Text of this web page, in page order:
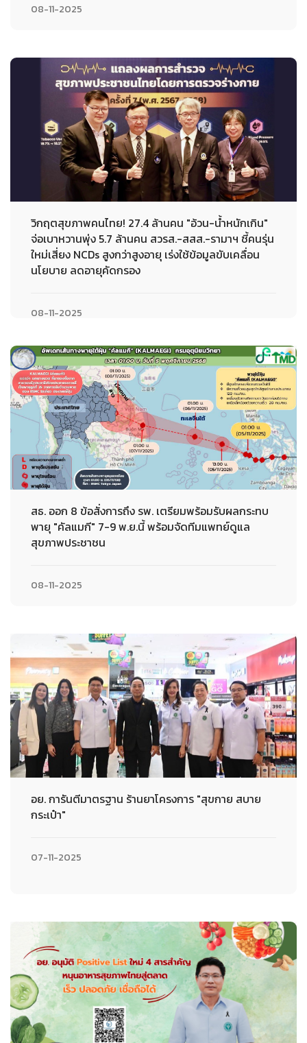
08-11-2025
วิกฤตสุขภาพคนไทย! 27.4 ล้านคน "อ้วน-น้ำหนักเกิน"
จ่อเบาหวานพุ่ง 5.7 ล้านคน สวรส.-สสส.-รามาฯ ชี้คนรุ่น
ใหม่เสี่ยง NCDs สูงกว่าสูงอายุ เร่งใช้ข้อมูลขับเคลื่อน
นโยบาย ลดอายุคัดกรอง
08-11-2025
สธ. ออก 8 ข้อสั่งการถึง รพ. เตรียมพร้อมรับผลกระทบ
พายุ "คัลแมกี" 7-9 พ.ย.นี้ พร้อมจัดทีมแพทย์ดูแล
สุขภาพประชาชน
08-11-2025
อย. การันตีมาตรฐาน ร้านยาโครงการ "สุขกาย สบาย
กระเป๋า"
07-11-2025